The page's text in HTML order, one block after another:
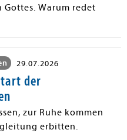
Gottes. Warum redet
29.07.2026
der
zur Ruhe kommen
erbitten.